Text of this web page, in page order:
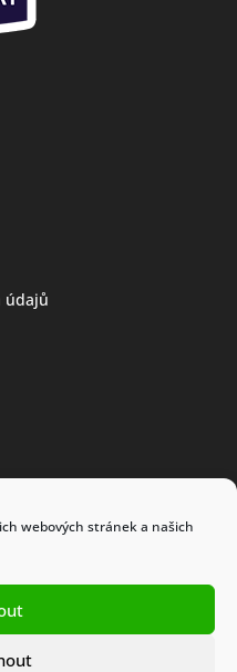
webových stránek a našich
údajů